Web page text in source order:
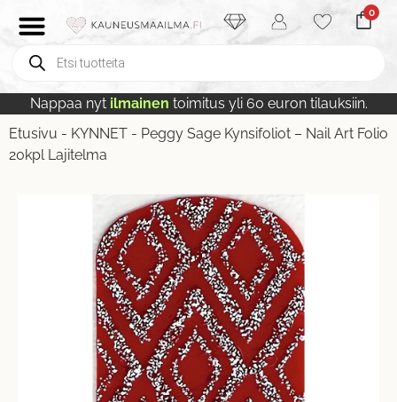
0
Nappaa nyt ilmainen toimitus yli 60 euron tilauksiin.
Etusivu - KYNNET - Peggy Sage Kynsifoliot – Nail Art Folio
20kpl Lajitelma